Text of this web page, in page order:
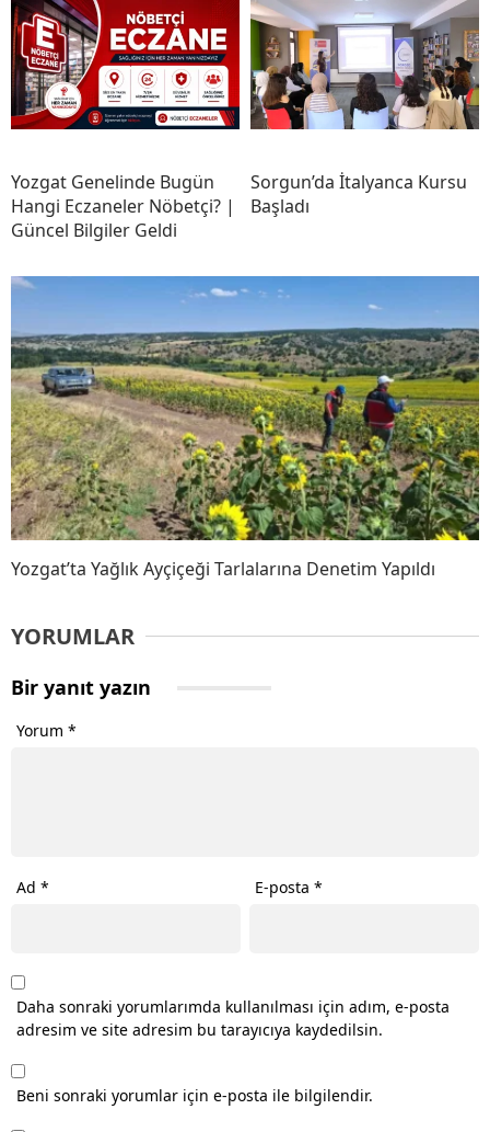
Yozgat Genelinde Bugün
Hangi Eczaneler Nöbetçi? |
Güncel Bilgiler Geldi
Sorgun’da İtalyanca Kursu
Başladı
Yozgat’ta Yağlık Ayçiçeği Tarlalarına Denetim Yapıldı
YORUMLAR
Bir yanıt yazın
Yorum *
Ad * E-posta*
Daha sonraki yorumlarımda kullanılması için adım, e-posta
adresim ve site adresim bu tarayıcıya kaydedilsin.
Beni sonraki yorumlar için e-posta ile bilgilendir.